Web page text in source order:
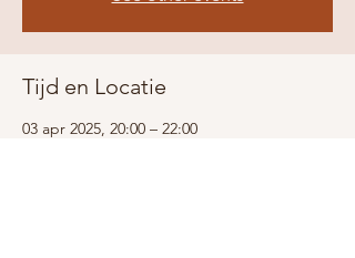
Tijd en Locatie
03 apr 2025, 20:00 – 22:00